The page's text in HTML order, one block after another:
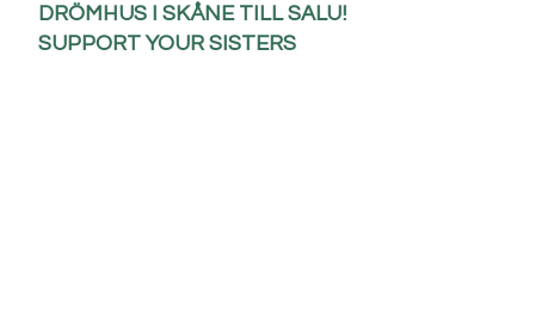
DRÖMHUS I SKÅNE TILL SALU!
SUPPORT YOUR SISTERS